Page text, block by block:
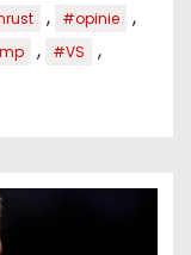
, #opinie ,
, #VS ,